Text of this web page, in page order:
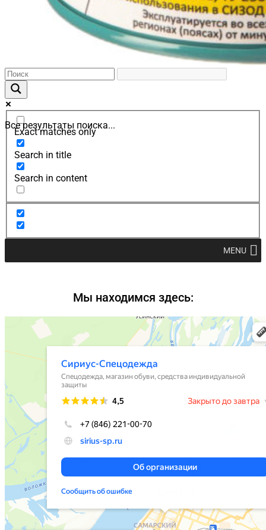
Все результаты поиска...
Exact matches only
Search in title
Search in content
MENU
Мы находимся здесь: